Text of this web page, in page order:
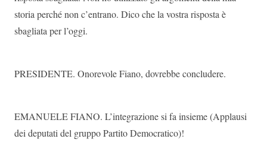
storia perché non c’entrano. Dico che la vostra risposta è
sbagliata per l’oggi.
PRESIDENTE. Onorevole Fiano, dovrebbe concludere.
EMANUELE FIANO. L’integrazione si fa insieme (Applausi
dei deputati del gruppo Partito Democratico)!